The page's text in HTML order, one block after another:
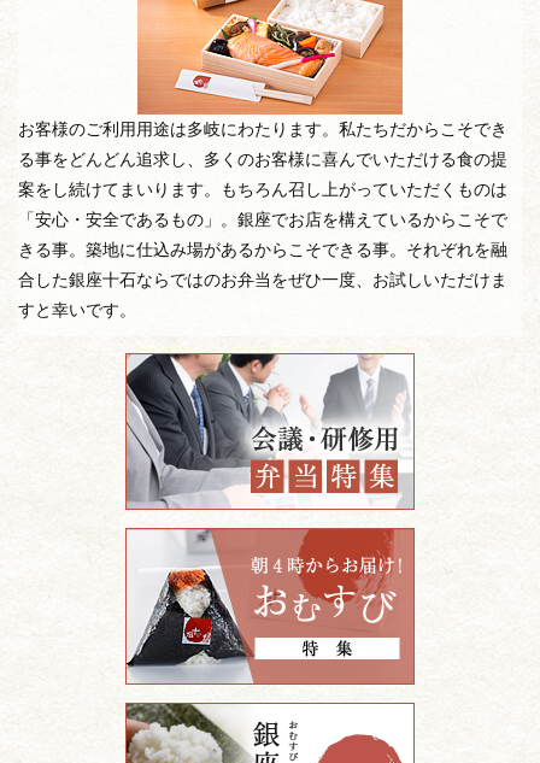
お客様のご利用用途は多岐にわたります。私たちだからこそでき
る事をどんどん追求し、多くのお客様に喜んでいただける食の提
案をし続けてまいります。もちろん召し上がっていただくものは
「安心・安全であるもの」。銀座でお店を構えているからこそで
きる事。築地に仕込み場があるからこそできる事。それぞれを融
合した銀座十石ならではのお弁当をぜひ一度、お試しいただけま
すと幸いです。